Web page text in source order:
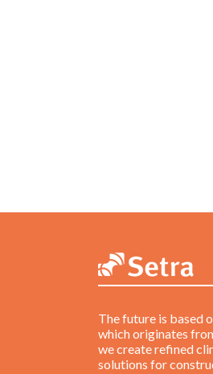
The future is based
which originates
we create refined
solutions for